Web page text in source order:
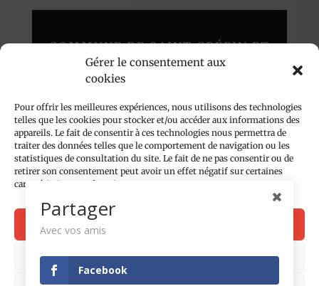
Gérer le consentement aux
cookies
Pour offrir les meilleures expériences, nous utilisons des technologies
telles que les cookies pour stocker et/ou accéder aux informations des
appareils. Le fait de consentir à ces technologies nous permettra de
traiter des données telles que le comportement de navigation ou les
statistiques de consultation du site. Le fait de ne pas consentir ou de
retirer son consentement peut avoir un effet négatif sur certaines
caractéristiques et fonctions.
Refuser
COMMUNE DE SAINT CRÉPIN ET
CARLUCET
Au cœur du Périgord Noir
136 route du Poujol – 24590
Accueil du public les lundis, mardis et jeudis
de 14h à 18h
Plan du site
Mentions légales
Partager
Avec vos amis
Facebook